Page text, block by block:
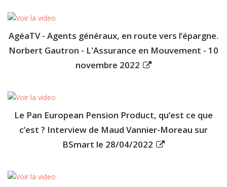
AgéaTV - Agents généraux, en route vers l’épargne.
Norbert Gautron - L'Assurance en Mouvement - 10
novembre 2022
Le Pan European Pension Product, qu’est ce que
c’est ? Interview de Maud Vannier-Moreau sur
BSmart le 28/04/2022